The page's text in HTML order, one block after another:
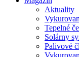
Aktuality
Tepelné
Solárny
Palivové